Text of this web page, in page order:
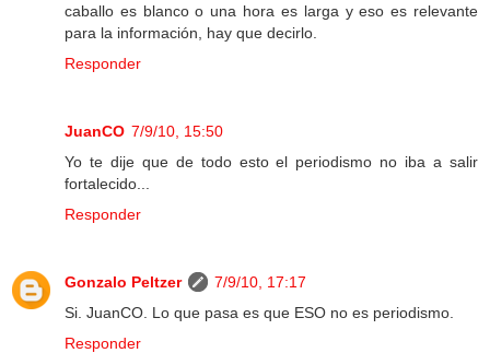
caballo es blanco o una hora es larga y eso es relevante
para la información, hay que decirlo.
Responder
JuanCO 7/9/10, 15:50
Yo te dije que de todo esto el periodismo no iba a salir
fortalecido...
Responder
Gonzalo Peltzer
7/9/10, 17:17
Si. JuanCO. Lo que pasa es que ESO no es periodismo.
Responder